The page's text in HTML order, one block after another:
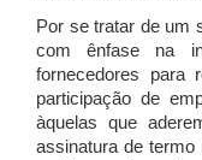
Por se tratar de um
com ênfase na
fornecedores para
participação de
àquelas que
assinatura de termo